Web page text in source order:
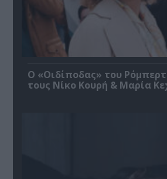
O «Οιδίποδας» του
τους Νίκο Κουρή & Μαρία